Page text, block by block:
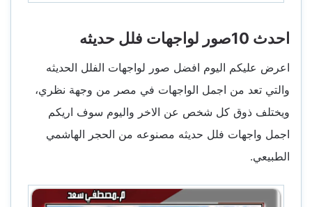
احدث 10صور لواجهات فلل حديثه
اعرض عليكم اليوم افضل صور لواجهات الفلل الحديثه
والتي تعد من اجمل الواجهات في مصر من وجهة نظري،
ويختلف ذوق كل شخص عن الاخر واليوم سوف اريكم
اجمل واجهات فلل حديثه مصنوعه من الحجر الهاشمي
الطبيعي.